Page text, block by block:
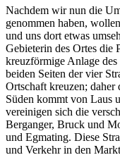
Nachdem wir nun die
genommen haben,
und uns dort etwas
Gebieterin des Ortes die
kreuzförmige Anlage
beiden Seiten der vier
Ortschaft kreuzen; daher
Süden kommt von Laus
vereinigen sich die
Berganger, Bruck und
und Egmating. Diese
und Verkehr in den